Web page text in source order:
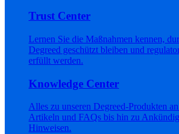
Trust Center
Lernen Sie die Maßnahmen kennen,
Degreed geschützt bleiben und
erfüllt werden.
Knowledge Center
Alles zu unseren Degreed-Produkten
Artikeln und FAQs bis hin zu
Hinweisen.